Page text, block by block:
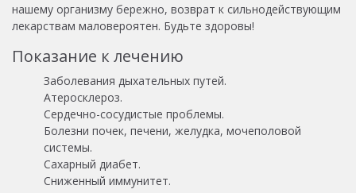
нашему организму бережно, возврат к сильнодействующим
лекарствам маловероятен. Будьте здоровы!
Показание к лечению
Заболевания дыхательных путей.
Атеросклероз.
Сердечно-сосудистые проблемы.
Болезни почек, печени, желудка, мочеполовой
системы.
Сахарный диабет.
Сниженный иммунитет.